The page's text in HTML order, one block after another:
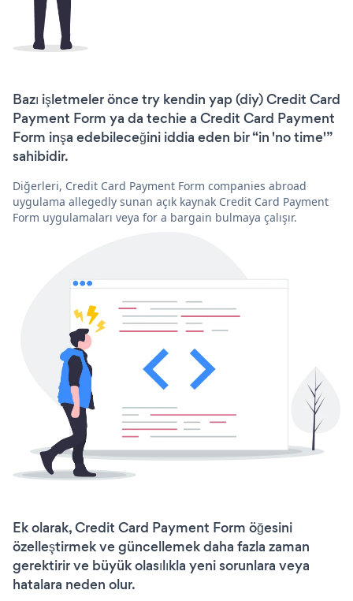
Bazı işletmeler önce try kendin yap (diy) Credit Card
Payment Form ya da techie a Credit Card Payment
Form inşa edebileceğini iddia eden bir “in 'no time'”
sahibidir.
Diğerleri, Credit Card Payment Form companies abroad
uygulama allegedly sunan açık kaynak Credit Card Payment
Form uygulamaları veya for a bargain bulmaya çalışır.
Ek olarak, Credit Card Payment Form öğesini
özelleştirmek ve güncellemek daha fazla zaman
gerektirir ve büyük olasılıkla yeni sorunlara veya
hatalara neden olur.